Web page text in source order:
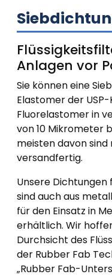
Anlagen vor
Sie können eine
Elastomer der
Fluorelastomer in
von 10 Mikrometer
meisten davon
versandfertig.
Unsere Dichtungen
sind auch aus
für den Einsatz in
erhältlich. Wir
Durchsicht des
der Rubber Fab
„Rubber Fab-